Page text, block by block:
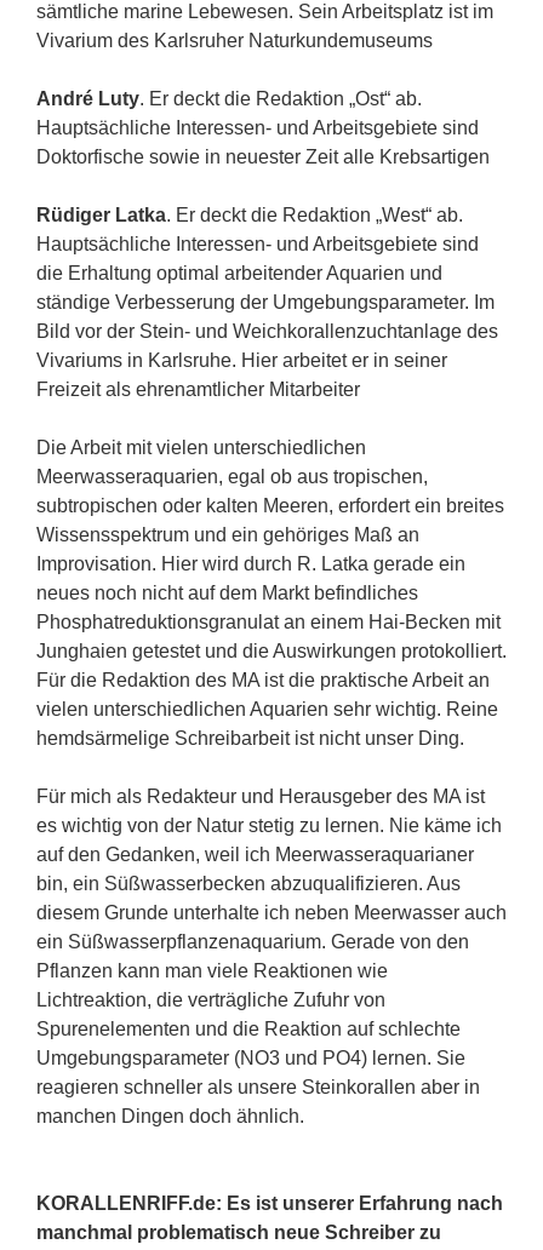
sämtliche marine Lebewesen. Sein Arbeitsplatz ist im
Vivarium des Karlsruher Naturkundemuseums
André Luty. Er deckt die Redaktion „Ost“ ab.
Hauptsächliche Interessen- und Arbeitsgebiete sind
Doktorfische sowie in neuester Zeit alle Krebsartigen
Rüdiger Latka. Er deckt die Redaktion „West“ ab.
Hauptsächliche Interessen- und Arbeitsgebiete sind
die Erhaltung optimal arbeitender Aquarien und
ständige Verbesserung der Umgebungsparameter. Im
Bild vor der Stein- und Weichkorallenzuchtanlage des
Vivariums in Karlsruhe. Hier arbeitet er in seiner
Freizeit als ehrenamtlicher Mitarbeiter
Die Arbeit mit vielen unterschiedlichen
Meerwasseraquarien, egal ob aus tropischen,
subtropischen oder kalten Meeren, erfordert ein breites
Wissensspektrum und ein gehöriges Maß an
Improvisation. Hier wird durch R. Latka gerade ein
neues noch nicht auf dem Markt befindliches
Phosphatreduktionsgranulat an einem Hai-Becken mit
Junghaien getestet und die Auswirkungen protokolliert.
Für die Redaktion des MA ist die praktische Arbeit an
vielen unterschiedlichen Aquarien sehr wichtig. Reine
hemdsärmelige Schreibarbeit ist nicht unser Ding.
Für mich als Redakteur und Herausgeber des MA ist
es wichtig von der Natur stetig zu lernen. Nie käme ich
auf den Gedanken, weil ich Meerwasseraquarianer
bin, ein Süßwasserbecken abzuqualifizieren. Aus
diesem Grunde unterhalte ich neben Meerwasser auch
ein Süßwasserpflanzenaquarium. Gerade von den
Pflanzen kann man viele Reaktionen wie
Lichtreaktion, die verträgliche Zufuhr von
Spurenelementen und die Reaktion auf schlechte
Umgebungsparameter (NO3 und PO4) lernen. Sie
reagieren schneller als unsere Steinkorallen aber in
manchen Dingen doch ähnlich.
KORALLENRIFF.de: Es ist unserer Erfahrung nach
manchmal problematisch neue Schreiber zu